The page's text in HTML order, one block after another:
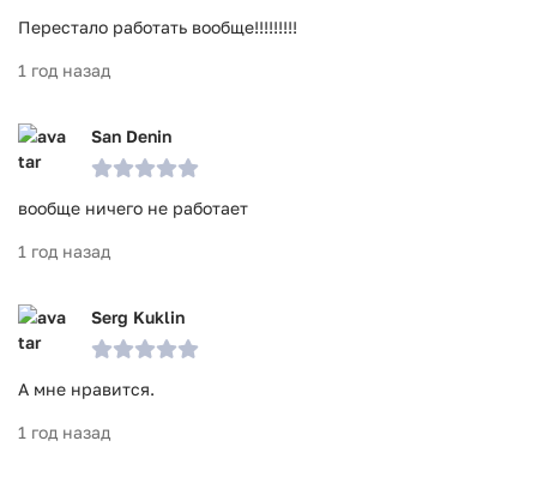
Перестало работать вообще!!!!!!!!!
1 год назад
San Denin
вообще ничего не работает
1 год назад
Serg Kuklin
А мне нравится.
1 год назад